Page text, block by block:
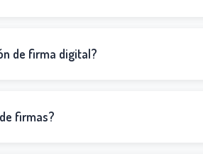
de firma digital?
firmas?